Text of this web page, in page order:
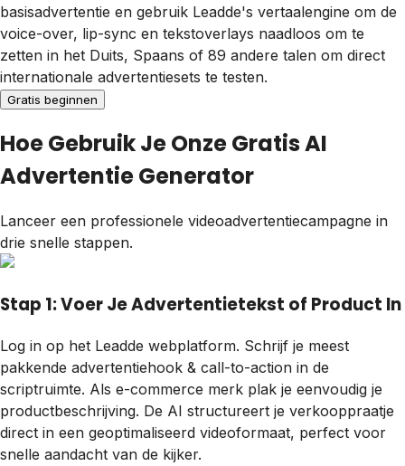
basisadvertentie en gebruik Leadde's vertaalengine om de
voice-over, lip-sync en tekstoverlays naadloos om te
zetten in het Duits, Spaans of 89 andere talen om direct
internationale advertentiesets te testen.
Gratis beginnen
Hoe Gebruik Je Onze Gratis AI
Advertentie Generator
Lanceer een professionele videoadvertentiecampagne in
drie snelle stappen.
Stap 1: Voer Je Advertentietekst of Product In
Log in op het Leadde webplatform. Schrijf je meest
pakkende advertentiehook & call-to-action in de
scriptruimte. Als e-commerce merk plak je eenvoudig je
productbeschrijving. De AI structureert je verkooppraatje
direct in een geoptimaliseerd videoformaat, perfect voor
snelle aandacht van de kijker.